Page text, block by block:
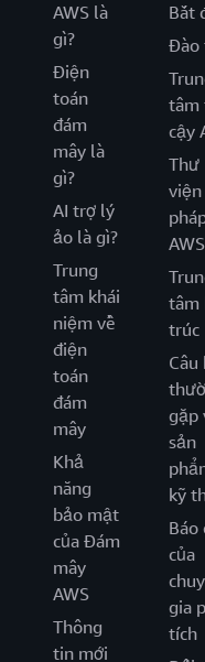
AWS là
gì?
Điện
toán
đám
mây là
gì?
AI trợ lý
ảo là gì?
Trung
tâm khái
niệm về
điện
toán
đám
mây
Khả
năng
bảo mật
của Đám
mây
AWS
Thông
tin mới
Bắt
Đào
tâm
cậy
Thư
AWS
tâm
trúc
Câu
gặp
sản
kỹ
Báo
của
gia
tích